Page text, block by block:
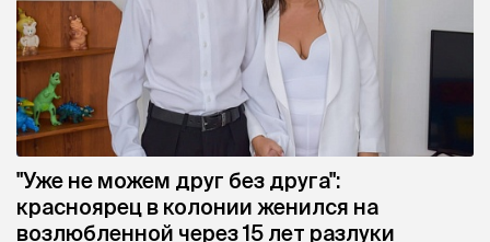
"Уже не можем друг без друга":
красноярец в колонии женился на
возлюбленной через 15 лет разлуки